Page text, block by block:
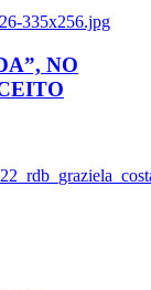
335x256.jpg
NO